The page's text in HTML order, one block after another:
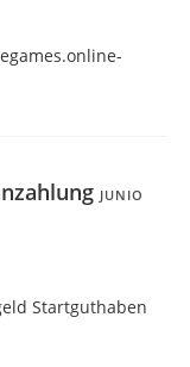
JUNIO
Startguthaben